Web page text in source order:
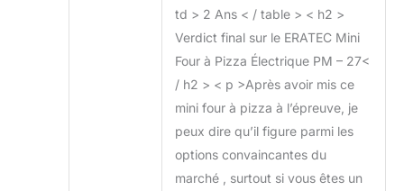
td > 2 Ans < / table > < h2 >
Verdict final sur le ERATEC Mini
Four à Pizza Électrique PM – 27<
/ h2 > < p >Après avoir mis ce
mini four à pizza à l’épreuve, je
peux dire qu’il figure parmi les
options convaincantes du
marché , surtout si vous êtes un